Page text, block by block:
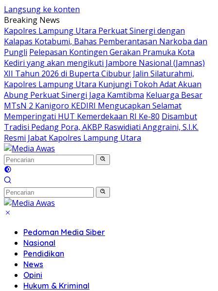
Langsung ke konten
Breaking News
Kapolres Lampung Utara Perkuat Sinergi dengan
Kalapas Kotabumi, Bahas Pemberantasan Narkoba dan
Pungli Pelepasan Kontingen Gerakan Pramuka Kota
Kediri yang akan mengikuti Jambore Nasional (Jamnas)
XII Tahun 2026 di Buperta Cibubur Jalin Silaturahmi,
Kapolres Lampung Utara Kunjungi Tokoh Adat Akuan
Abung Perkuat Sinergi Jaga Kamtibma Keluarga Besar
MTsN 2 Kanigoro KEDIRI Mengucapkan Selamat
Memperingati HUT Kemerdekaan RI Ke-80 Disambut
Tradisi Pedang Pora, AKBP Raswidiati Anggraini, S.I.K.
Resmi Jabat Kapolres Lampung Utara
Pedoman Media Siber
Nasional
Pendidikan
News
Opini
Hukum & Kriminal